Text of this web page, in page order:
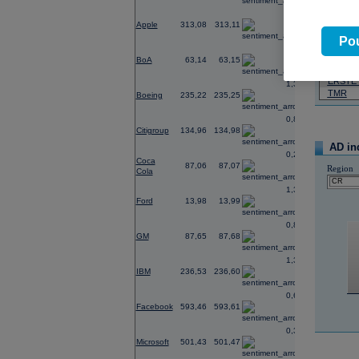
Apple 313,08 313,11
BoA 63,14 63,15
Boeing 235,22 235,25
1,30
Citigroup 134,96 134,98
0,87
Coca
Cola
87,06 87,07
0,25
Ford 13,98 13,99
1,34
GM 87,65 87,68
0,83
IBM 236,53 236,60
1,35
Facebook 593,46 593,61
0,62
Microsoft 501,43 501,47
0,32
Název
ČEZ
ERSTE
TMR
AD
Region